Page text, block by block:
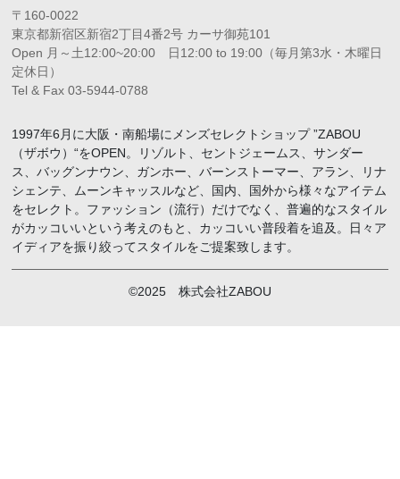
〒160-0022
東京都新宿区新宿2丁目4番2号 カーサ御苑101
Open 月～土12:00~20:00 日12:00 to 19:00（毎月第3水・木曜日
定休日）
Tel & Fax 03-5944-0788
1997年6月に大阪・南船場にメンズセレクトショップ ”ZABOU
（ザボウ）“をOPEN。リゾルト、セントジェームス、サンダー
ス、バッグンナウン、ガンホー、バーンストーマー、アラン、リナ
シェンテ、ムーンキャッスルなど、国内、国外から様々なアイテム
をセレクト。ファッション（流行）だけでなく、普遍的なスタイル
がカッコいいという考えのもと、カッコいい普段着を追及。日々ア
イディアを振り絞ってスタイルをご提案致します。
©2025 株式会社ZABOU